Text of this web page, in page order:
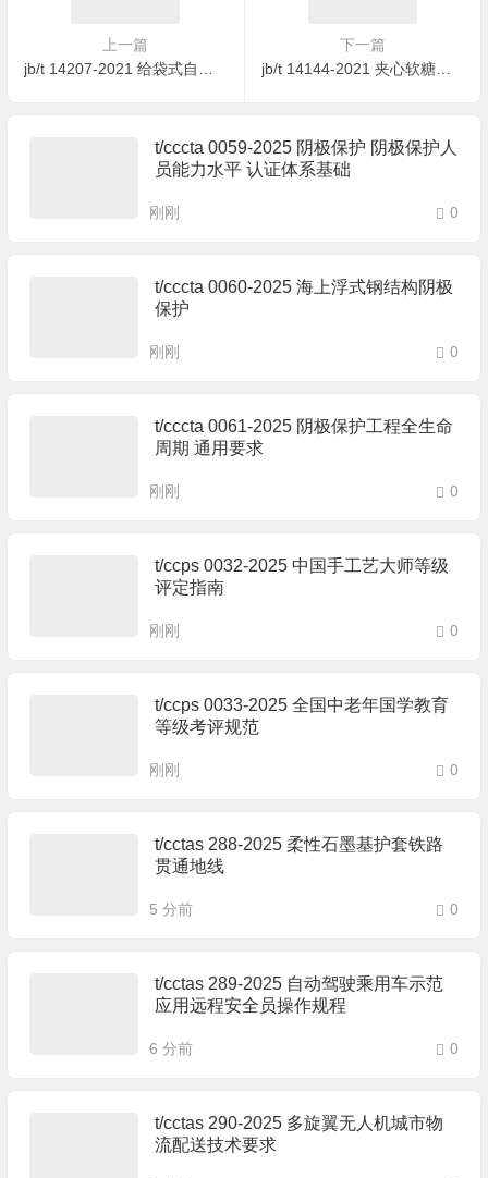
上一篇
下一篇
jb/t 14144-2021 夹心软糖生产线
t/cccta 0059-2025 阴极保护 阴极保护人
员能力水平 认证体系基础
刚刚 0
t/cccta 0060-2025 海上浮式钢结构阴极
保护
刚刚 0
t/cccta 0061-2025 阴极保护工程全生命
周期 通用要求
刚刚 0
t/ccps 0032-2025 中国手工艺大师等级
评定指南
刚刚 0
t/ccps 0033-2025 全国中老年国学教育
等级考评规范
刚刚 0
t/cctas 288-2025 柔性石墨基护套铁路
贯通地线
5 分前 0
t/cctas 289-2025 自动驾驶乘用车示范
应用远程安全员操作规程
6 分前 0
t/cctas 290-2025 多旋翼无人机城市物
流配送技术要求